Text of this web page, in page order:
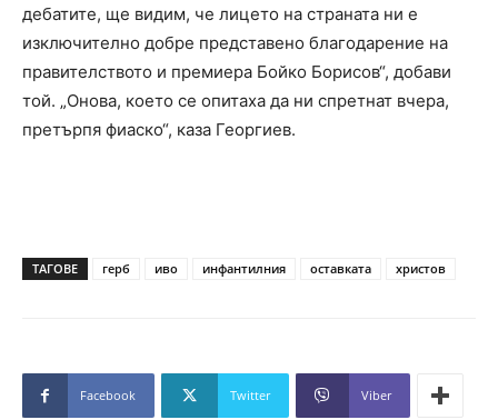
дебатите, ще видим, че лицето на страната ни е
изключително добре представено благодарение на
правителството и премиера Бойко Борисов“, добави
той. „Онова, което се опитаха да ни спретнат вчера,
претърпя фиаско“, каза Георгиев.
ТАГОВЕ герб иво инфантилния оставката христов
Facebook Twitter Viber